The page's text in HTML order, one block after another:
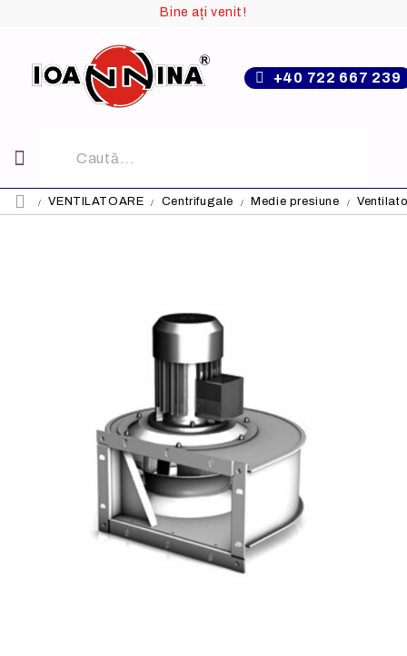
Bine ați venit!
+40 722 667 239
VENTILATOARE Centrifugale Medie presiune